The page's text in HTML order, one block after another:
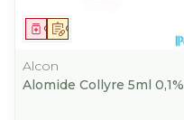
Op voorschrift
Geneesmiddel
Alcon
Alomide Collyre 5ml 0,1%